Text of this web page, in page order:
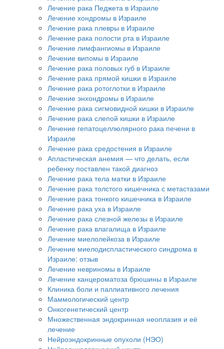
Лечение рака Педжета в Израиле
Лечение хондромы в Израиле
Лечение рака плевры в Израиле
Лечение рака полости рта в Израиле
Лечение лимфангиомы в Израиле
Лечение випомы в Израиле
Лечение рака половых губ в Израиле
Лечение рака прямой кишки в Израиле
Лечение рака ротоглотки в Израиле
Лечение энхондромы в Израиле
Лечение рака сигмовидной кишки в Израиле
Лечение рака слепой кишки в Израиле
Лечение гепатоцеллюлярного рака печени в
Израиле
Лечение рака средостения в Израиле
Апластическая анемия — что делать, если
ребенку поставлен такой диагноз
Лечение рака тела матки в Израиле
Лечение рака толстого кишечника с метастазами
Лечение рака тонкого кишечника в Израиле
Лечение рака уха в Израиле
Лечение рака слезной железы в Израиле
Лечение рака влагалища в Израиле
Лечение миелолейкоза в Израиле
Лечение миелодиспластического синдрома в
Израиле: отзыв
Лечение невриномы в Израиле
Лечение канцероматоза брюшины в Израиле
Клиника боли и паллиативного лечения
Маммологический центр
Онкогенетический центр
Множественная эндокринная неоплазия и её
лечение
Нейроэндокринные опухоли (НЭО)